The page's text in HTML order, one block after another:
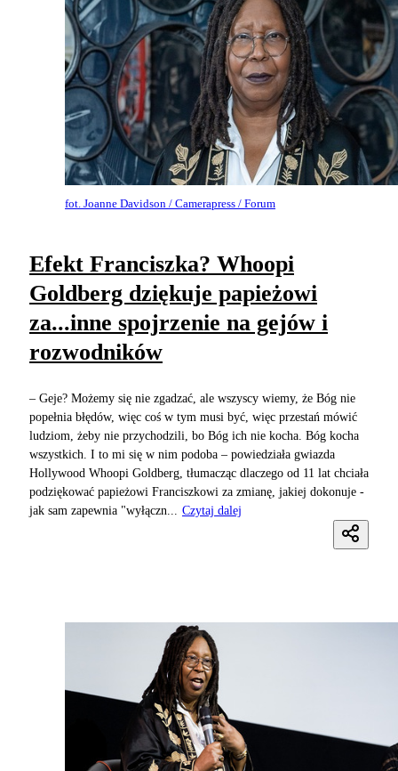
fot. Joanne Davidson / Camerapress / Forum
Efekt Franciszka? Whoopi
Goldberg dziękuje papieżowi
za...inne spojrzenie na gejów i
rozwodników
– Geje? Możemy się nie zgadzać, ale wszyscy wiemy, że Bóg nie
popełnia błędów, więc coś w tym musi być, więc przestań mówić
ludziom, żeby nie przychodzili, bo Bóg ich nie kocha. Bóg kocha
wszystkich. I to mi się w nim podoba – powiedziała gwiazda
Hollywood Whoopi Goldberg, tłumacząc dlaczego od 11 lat chciała
podziękować papieżowi Franciszkowi za zmianę, jakiej dokonuje -
jak sam zapewnia "wyłączn... Czytaj dalej